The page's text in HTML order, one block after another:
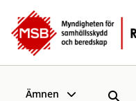
Ämnen